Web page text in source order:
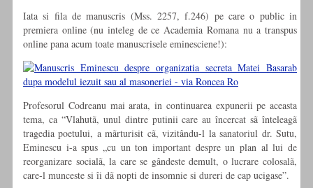
Iata si fila de manuscris (Mss. 2257, f.246) pe care o public in
premiera online (nu inteleg de ce Academia Romana nu a transpus
online pana acum toate manuscrisele eminesciene!):
Profesorul Codreanu mai arata, in continuarea expunerii pe aceasta
tema, ca “Vlahutã, unul dintre putinii care au încercat sã înteleagã
tragedia poetului, a mãrturisit cã, vizitându-l la sanatoriul dr. Sutu,
Eminescu i-a spus „cu un ton important despre un plan al lui de
reorganizare socialã, la care se gândeste demult, o lucrare colosalã,
care-l munceste si îi dã nopti de insomnie si dureri de cap ucigase”.